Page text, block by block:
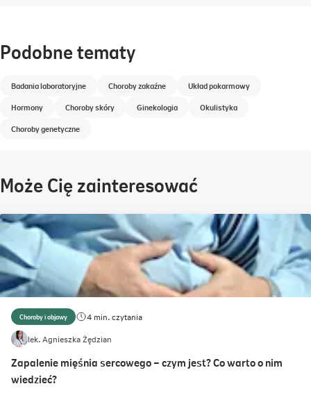
Podobne tematy
Badania laboratoryjne Choroby zakaźne
Układ pokarmowy
Hormony
Choroby skóry Ginekologia
Okulistyka
Choroby genetyczne
Może Cię zainteresować
Choroby i objawy
4 min. czytania
lek. Agnieszka Żędzian
Zapalenie mięśnia sercowego – czym jest? Co warto o nim
wiedzieć?